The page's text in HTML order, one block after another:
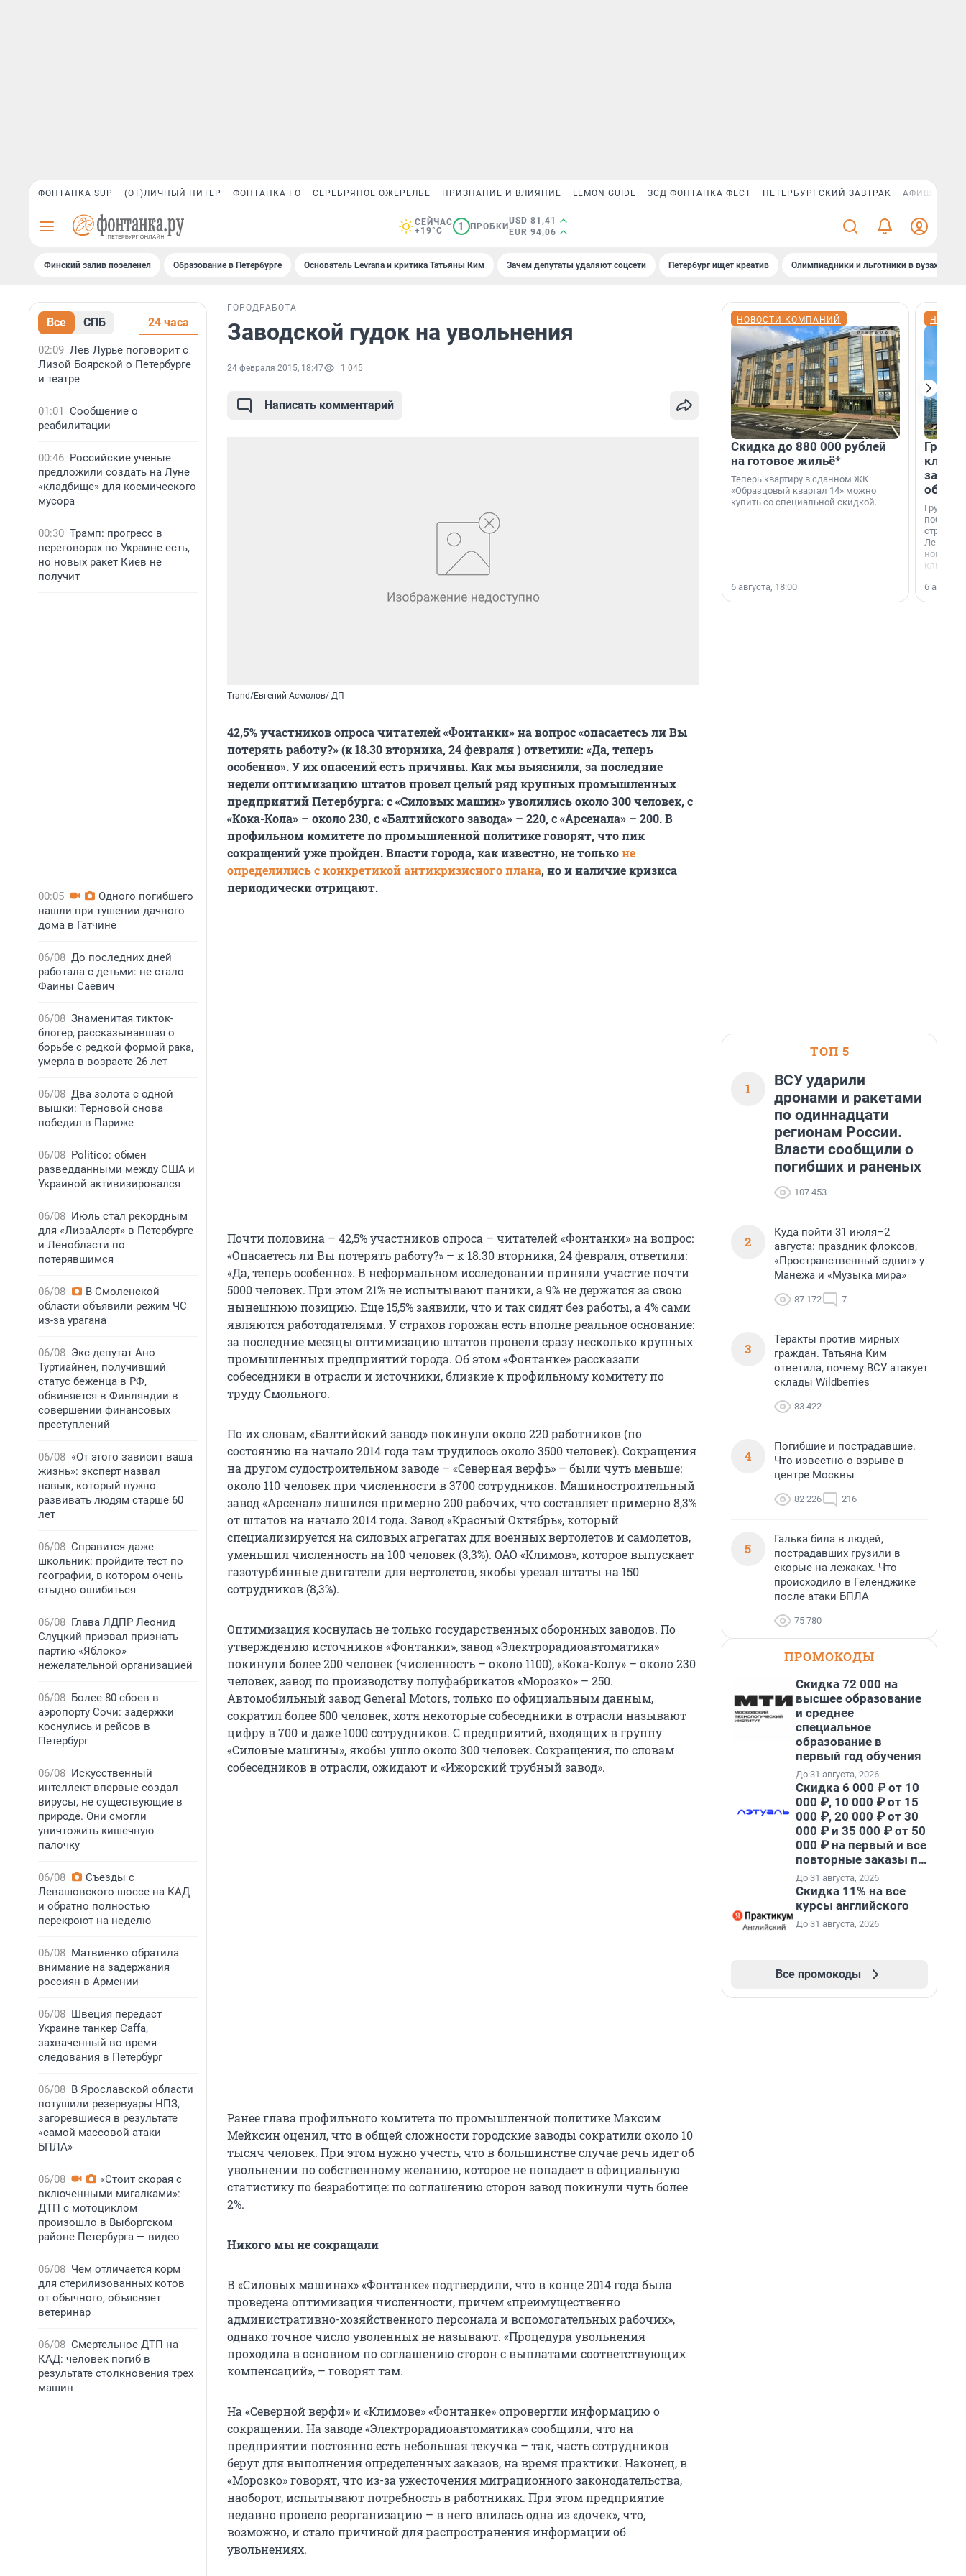
ФОНТАНКА SUP (ОТ)ЛИЧНЫЙ ПИТЕР ФОНТАНКА ГО СЕРЕБРЯНОЕ ОЖЕРЕЛЬЕ ПРИЗНАНИЕ И ВЛИЯНИЕ LEMON GUIDE ЗСД ФОНТАНКА ФЕСТ ПЕТЕРБУРГСКИЙ ЗАВТРАК АФИША PLUS
СЕЙЧАС
+19°C
1 ПРОБКИ
USD 81,41
EUR 94,06
Финский залив позеленел Образование в Петербурге Основатель Levrana и критика Татьяны Ким Зачем депутаты удаляют соцсети Петербург ищет креатив Олимпиадники и льготники в вузах СПб
Все СПБ 24 часа
02:09 Лев Лурье поговорит с
Лизой Боярской о Петербурге
и театре
01:01 Сообщение о
реабилитации
00:46 Российские ученые
предложили создать на Луне
«кладбище» для космического
мусора
00:30 Трамп: прогресс в
переговорах по Украине есть,
но новых ракет Киев не
получит
00:05
Одного погибшего
нашли при тушении дачного
дома в Гатчине
06/08 До последних дней
работала с детьми: не стало
Фаины Саевич
06/08 Знаменитая тикток-
блогер, рассказывавшая о
борьбе с редкой формой рака,
умерла в возрасте 26 лет
06/08 Два золота с одной
вышки: Терновой снова
победил в Париже
06/08 Politico: обмен
разведданными между США и
Украиной активизировался
06/08 Июль стал рекордным
для «ЛизаАлерт» в Петербурге
и Ленобласти по
потерявшимся
06/08
В Смоленской
области объявили режим ЧС
из-за урагана
06/08 Экс-депутат Ано
Туртиайнен, получивший
статус беженца в РФ,
обвиняется в Финляндии в
совершении финансовых
преступлений
06/08 «От этого зависит ваша
жизнь»: эксперт назвал
навык, который нужно
развивать людям старше 60
лет
06/08 Справится даже
школьник: пройдите тест по
географии, в котором очень
стыдно ошибиться
06/08 Глава ЛДПР Леонид
Слуцкий призвал признать
партию «Яблоко»
нежелательной организацией
06/08 Более 80 сбоев в
аэропорту Сочи: задержки
коснулись и рейсов в
Петербург
06/08 Искусственный
интеллект впервые создал
вирусы, не существующие в
природе. Они смогли
уничтожить кишечную
палочку
06/08
Съезды с
Левашовского шоссе на КАД
и обратно полностью
перекроют на неделю
06/08 Матвиенко обратила
внимание на задержания
россиян в Армении
06/08 Швеция передаст
Украине танкер Caffa,
захваченный во время
следования в Петербург
06/08 В Ярославской области
потушили резервуары НПЗ,
загоревшиеся в результате
«самой массовой атаки
БПЛА»
06/08
«Стоит скорая с
включенными мигалками»:
ДТП с мотоциклом
произошло в Выборгском
районе Петербурга — видео
06/08 Чем отличается корм
для стерилизованных котов
от обычного, объясняет
ветеринар
06/08 Смертельное ДТП на
КАД: человек погиб в
результате столкновения трех
машин
ГОРОД РАБОТА
Заводской гудок на увольнения
24 февраля 2015, 18:47 1 045
Написать комментарий
Trand/Евгений Асмолов/ ДП
42,5% участников опроса читателей «Фонтанки» на вопрос «опасаетесь ли Вы
потерять работу?» (к 18.30 вторника, 24 февраля ) ответили: «Да, теперь
особенно». У их опасений есть причины. Как мы выяснили, за последние
недели оптимизацию штатов провел целый ряд крупных промышленных
предприятий Петербурга: с «Силовых машин» уволились около 300 человек, с
«Кока-Кола» – около 230, с «Балтийского завода» – 220, с «Арсенала» – 200. В
профильном комитете по промышленной политике говорят, что пик
сокращений уже пройден. Власти города, как известно, не тольконе
определились с конкретикой антикризисного плана, но и наличие кризиса
периодически отрицают.
Почти половина – 42,5% участников опроса – читателей «Фонтанки» на вопрос:
«Опасаетесь ли Вы потерять работу?» – к 18.30 вторника, 24 февраля, ответили:
«Да, теперь особенно». В неформальном исследовании приняли участие почти
5000 человек. При этом 21% не испытывают паники, а 9% не держатся за свою
нынешнюю позицию. Еще 15,5% заявили, что и так сидят без работы, а 4% сами
являются работодателями. У страхов горожан есть вполне реальное основание:
за последние месяцы оптимизацию штатов провели сразу несколько крупных
промышленных предприятий города. Об этом «Фонтанке» рассказали
собеседники в отрасли и источники, близкие к профильному комитету по
труду Смольного.
По их словам, «Балтийский завод» покинули около 220 работников (по
состоянию на начало 2014 года там трудилось около 3500 человек). Сокращения
на другом судостроительном заводе – «Северная верфь» – были чуть меньше:
около 110 человек при численности в 3700 сотрудников. Машиностроительный
завод «Арсенал» лишился примерно 200 рабочих, что составляет примерно 8,3%
от штатов на начало 2014 года. Завод «Красный Октябрь», который
специализируется на силовых агрегатах для военных вертолетов и самолетов,
уменьшил численность на 100 человек (3,3%). ОАО «Климов», которое выпускает
газотурбинные двигатели для вертолетов, якобы урезал штаты на 150
сотрудников (8,3%).
Оптимизация коснулась не только государственных оборонных заводов. По
утверждению источников «Фонтанки», завод «Электрорадиоавтоматика»
покинули более 200 человек (численность – около 1100), «Кока-Колу» – около 230
человек, завод по производству полуфабрикатов «Морозко» – 250.
Автомобильный завод General Motors, только по официальным данным,
сократил более 500 человек, хотя некоторые собеседники в отрасли называют
цифру в 700 и даже 1000 сотрудников. С предприятий, входящих в группу
«Силовые машины», якобы ушло около 300 человек. Сокращения, по словам
собеседников в отрасли, ожидают и «Ижорский трубный завод».
Ранее глава профильного комитета по промышленной политике Максим
Мейксин оценил, что в общей сложности городские заводы сократили около 10
тысяч человек. При этом нужно учесть, что в большинстве случае речь идет об
увольнении по собственному желанию, которое не попадает в официальную
статистику по безработице: по соглашению сторон завод покинули чуть более
2%.
Никого мы не сокращали
В «Силовых машинах» «Фонтанке» подтвердили, что в конце 2014 года была
проведена оптимизация численности, причем «преимущественно
административно-хозяйственного персонала и вспомогательных рабочих»,
однако точное число уволенных не называют. «Процедура увольнения
проходила в основном по соглашению сторон с выплатами соответствующих
компенсаций», – говорят там.
На «Северной верфи» и «Климове» «Фонтанке» опровергли информацию о
сокращении. На заводе «Электрорадиоавтоматика» сообщили, что на
предприятии постоянно есть небольшая текучка – так, часть сотрудников
берут для выполнения определенных заказов, на время практики. Наконец, в
«Морозко» говорят, что из-за ужесточения миграционного законодательства,
наоборот, испытывают потребность в работниках. При этом предприятие
недавно провело реорганизацию – в него влилась одна из «дочек», что,
возможно, и стало причиной для распространения информации об
увольнениях.
НОВОСТИ КОМПАНИЙ
Скидка до 880 000 рублей
на готовое жильё*
Теперь квартиру в сданном ЖК
«Образцовый квартал 14» можно
купить со специальной скидкой.
6 августа, 18:00
Группа
области».
6
ТОП 5
1
ВСУ ударили
дронами и ракетами
по одиннадцати
регионам России.
Власти сообщили о
погибших и раненых
107 453
2
Куда пойти 31 июля–2
августа: праздник флоксов,
«Пространственный сдвиг» у
Манежа и «Музыка мира»
87 172 7
3
Теракты против мирных
граждан. Татьяна Ким
ответила, почему ВСУ атакует
склады Wildberries
83 422
4
Погибшие и пострадавшие.
Что известно о взрыве в
центре Москвы
82 226 216
5
Галька била в людей,
пострадавших грузили в
скорые на лежаках. Что
происходило в Геленджике
после атаки БПЛА
75 780
ПРОМОКОДЫ
Скидка 72 000 на
высшее образование
и среднее
специальное
образование в
первый год обучения
До 31 августа, 2026
Скидка 6 000 ₽ от 10
000 ₽, 10 000 ₽ от 15
000 ₽, 20 000 ₽ от 30
000 ₽ и 35 000 ₽ от 50
000 ₽ на первый и все
повторные заказы по
промокоду НАБЕРИ
До 31 августа, 2026
Скидка 11% на все
курсы английского
До 31 августа, 2026
Все промокоды